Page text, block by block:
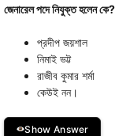
জেনারেল পদে নিযুক্ত হলেন কে?
প্রদীপ জয়শাল
নিমাই ভট্ট
রাজীব কুমার শর্মা
কেউই নন।
Show Answer